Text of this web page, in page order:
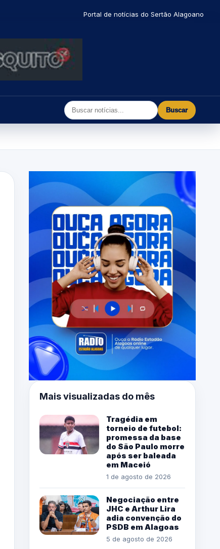
Portal de notícias do Sertão Alagoano
Buscar
Mais visualizadas do mês
Tragédia em
torneio de futebol:
promessa da base
do São Paulo morre
após ser baleada
em Maceió
1 de agosto de 2026
Negociação entre
JHC e Arthur Lira
adia convenção do
PSDB em Alagoas
5 de agosto de 2026